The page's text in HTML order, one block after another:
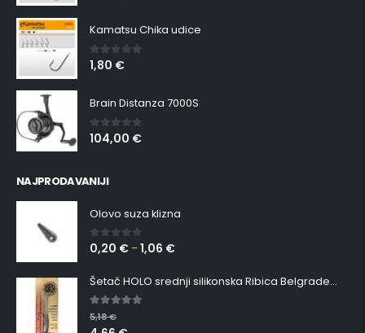
Kamatsu Chika udice
0 out of 5
1,80 €
Brain Distanza 7000S
0out of 5
104,00 €
NAJPRODAVANIJI
Olovo suza klizna
0 out of 5
0,20 € –1,06 €
Šetač HOLO srednji silikonska Ribica Belgrade Walker
5.00out of 5
5,18€